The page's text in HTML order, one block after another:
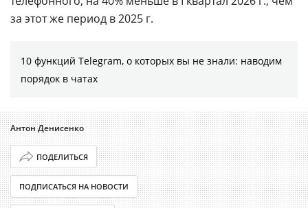
за этот же период в 2025 г.
10 функций Telegram, о которых вы не знали: наводим
порядок в чатах
Антон Денисенко
ПОДЕЛИТЬСЯ
ПОДПИСАТЬСЯ НА НОВОСТИ